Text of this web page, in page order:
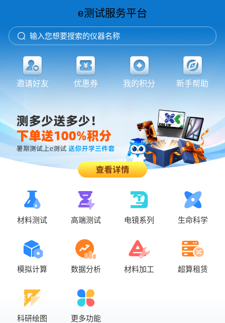
e测试服务平台
输入您想要搜索的仪器名称
邀请好友 优惠券 我的积分 新手帮助
材料测试 高端测试 电镜系列 生命科学
模拟计算 数据分析 材料加工 超算租赁
科研绘图 更多功能